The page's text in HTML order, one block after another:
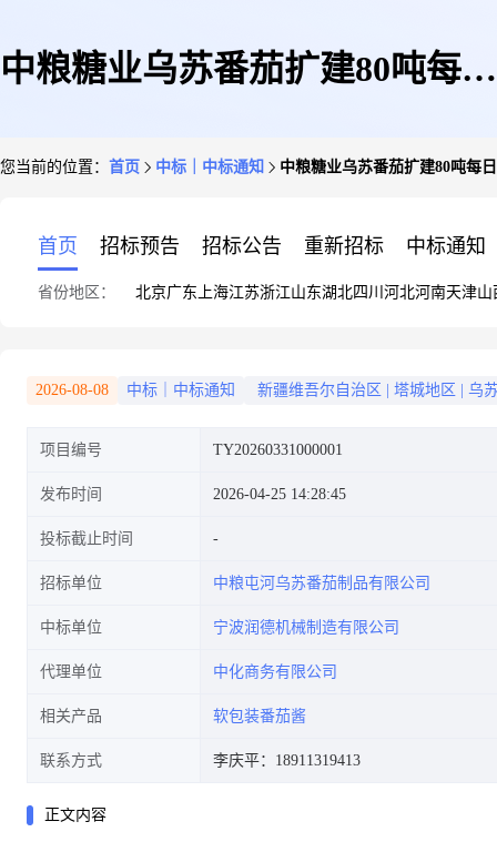
中粮糖业乌苏番茄扩建80吨每日
公示
您当前的位置： 首页 中标｜中标通知 中粮糖业乌苏番茄扩建80吨每
首页 招标预告 招标公告 重新招标 中标通知
省份地区： 北京广东 上海江苏浙江山东湖北四川 河北河南天津山
2026-08-08 中标｜中标通知 新疆维吾尔自治区 塔城地区 乌
项目编号 TY20260331000001
发布时间 2026-04-25 14:28:45
投标截止时间
招标单位 中粮屯河乌苏番茄制品有限公司
中标单位 宁波润德机械制造有限公司
代理单位 中化商务有限公司
相关产品 软包装番茄酱
联系方式 李庆平：18911319413
正文内容